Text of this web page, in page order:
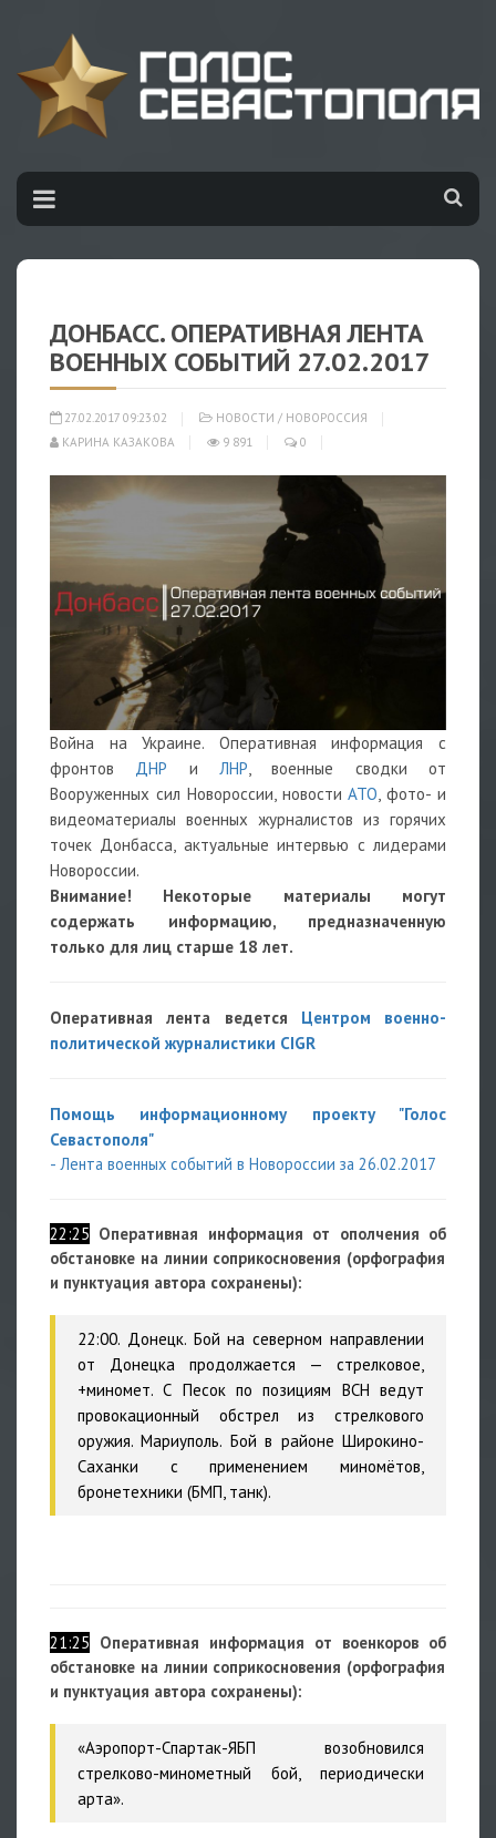
ДОНБАСС. ОПЕРАТИВНАЯ ЛЕНТА
ВОЕННЫХ СОБЫТИЙ 27.02.2017
27.02.2017 09:23:02 НОВОСТИ / НОВОРОССИЯ
КАРИНА КАЗАКОВА
9 891 0
Война на Украине. Оперативная информация с
фронтов ДНР иЛНР, военные сводки от
Вооруженных сил Новороссии, новостиАТО, фото- и
видеоматериалы военных журналистов из горячих
точек Донбасса, актуальные интервью с лидерами
Новороссии.
Внимание! Некоторые материалы могут
содержать информацию, предназначенную
только для лиц старше 18 лет.
Оперативная лента ведется Центром военно-
политической журналистики CIGR
Помощь информационному проекту "Голос
Севастополя"
- Лента военных событий в Новороссии за 26.02.2017
22:25 Оперативная информация от ополчения об
обстановке на линии соприкосновения (орфография
и пунктуация автора сохранены):
22:00. Донецк. Бой на северном направлении
от Донецка продолжается — стрелковое,
+миномет. С Песок по позициям ВСН ведут
провокационный обстрел из стрелкового
оружия. Мариуполь. Бой в районе Широкино-
Саханки с применением миномётов,
бронетехники (БМП, танк).
21:25 Оперативная информация от военкоров об
обстановке на линии соприкосновения (орфография
и пунктуация автора сохранены):
«Аэропорт-Спартак-ЯБП возобновился
стрелково-минометный бой, периодически
арта».